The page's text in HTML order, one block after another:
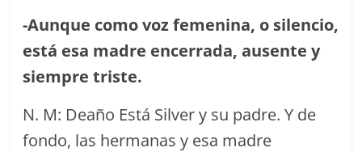
-Aunque como voz femenina, o silencio,
está esa madre encerrada,ausente y
siempre triste.
N. M: Deaño Está Silver y su padre. Y de
fondo, las hermanas y esa madre